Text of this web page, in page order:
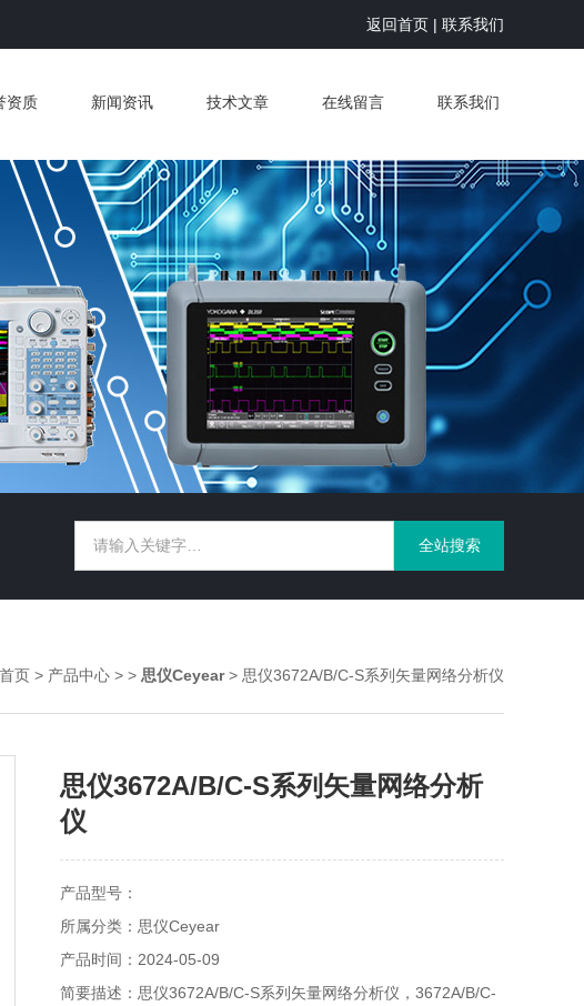
返回首页 | 联系我们
资质 新闻资讯 技术文章 在线留言 联系我们
页 > 产品中心 > > 思仪Ceyear> 思仪3672A/B/C-S系列矢量网络分析仪
思仪3672A/B/C-S系列矢量网络分析
仪
产品型号：
所属分类：思仪Ceyear
产品时间：2024-05-09
简要描述：思仪3672A/B/C-S系列矢量网络分析仪，3672A/B/C-